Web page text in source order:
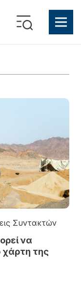
Συντακτών
να
χάρτη της